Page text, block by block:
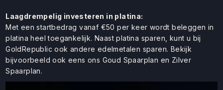
Laagdrempelig investeren in platina:
Met een startbedrag vanaf €50 per keer wordt beleggen in
platina heel toegankelijk. Naast platina sparen, kunt u bij
GoldRepublic ook andere edelmetalen sparen. Bekijk
bijvoorbeeld ook eens ons Goud Spaarplan en Zilver
Spaarplan.